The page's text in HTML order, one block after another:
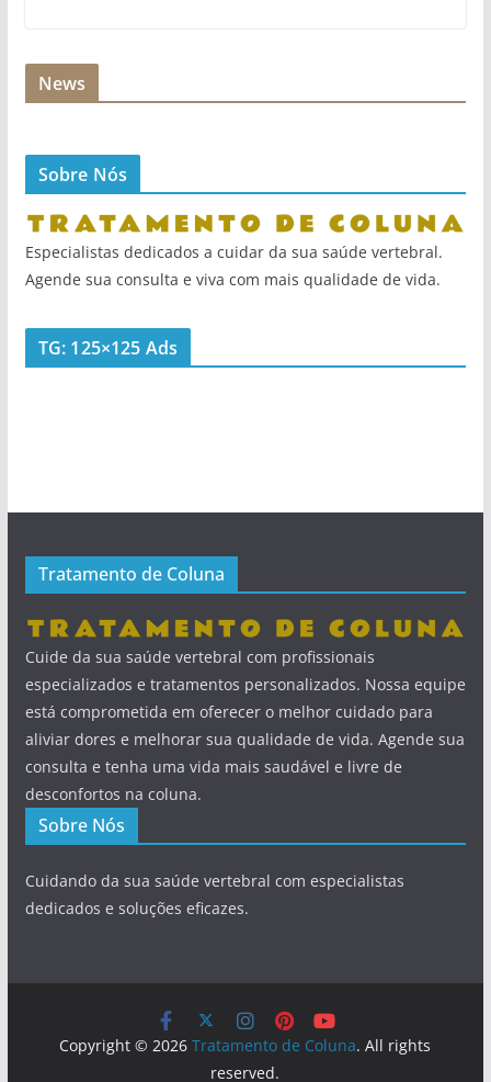
News
Sobre Nós
Especialistas dedicados a cuidar da sua saúde vertebral.
Agende sua consulta e viva com mais qualidade de vida.
TG: 125×125 Ads
Tratamento de Coluna
Cuide da sua saúde vertebral com profissionais
especializados e tratamentos personalizados. Nossa equipe
está comprometida em oferecer o melhor cuidado para
aliviar dores e melhorar sua qualidade de vida. Agende sua
consulta e tenha uma vida mais saudável e livre de
desconfortos na coluna.
Sobre Nós
Cuidando da sua saúde vertebral com especialistas
dedicados e soluções eficazes.
Copyright © 2026Tratamento de Coluna. All rights
reserved.